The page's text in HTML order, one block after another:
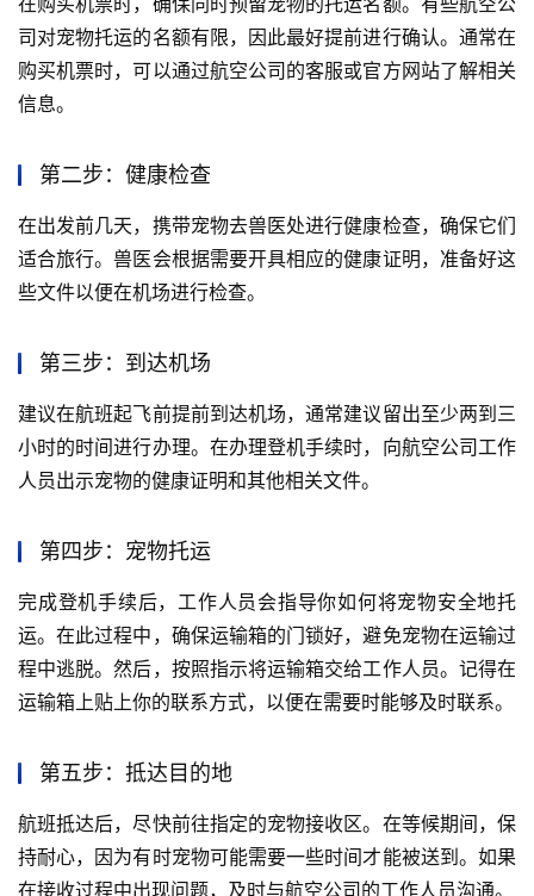
司对宠物托运的名额有限，因此最好提前进行确认。通常在
购买机票时，可以通过航空公司的客服或官方网站了解相关
信息。
第二步：健康检查
在出发前几天，携带宠物去兽医处进行健康检查，确保它们
适合旅行。兽医会根据需要开具相应的健康证明，准备好这
些文件以便在机场进行检查。
第三步：到达机场
建议在航班起飞前提前到达机场，通常建议留出至少两到三
小时的时间进行办理。在办理登机手续时，向航空公司工作
人员出示宠物的健康证明和其他相关文件。
第四步：宠物托运
完成登机手续后，工作人员会指导你如何将宠物安全地托
运。在此过程中，确保运输箱的门锁好，避免宠物在运输过
程中逃脱。然后，按照指示将运输箱交给工作人员。记得在
运输箱上贴上你的联系方式，以便在需要时能够及时联系。
第五步：抵达目的地
航班抵达后，尽快前往指定的宠物接收区。在等候期间，保
持耐心，因为有时宠物可能需要一些时间才能被送到。如果
在接收过程中出现问题，及时与航空公司的工作人员沟通。